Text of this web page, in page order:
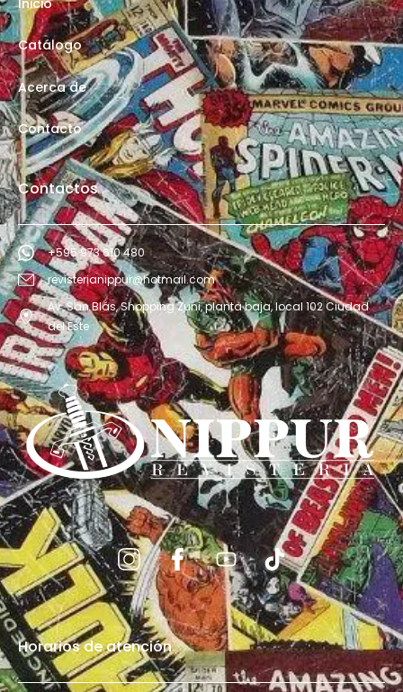
Catálogo
Acerca de
Contacto
Contactos
+595 973 610 480
revisterianippur@hotmail.com
Av. San Blás, Shopping Zuni, planta baja, local 102 Ciudad
del Este
Horarios de atención